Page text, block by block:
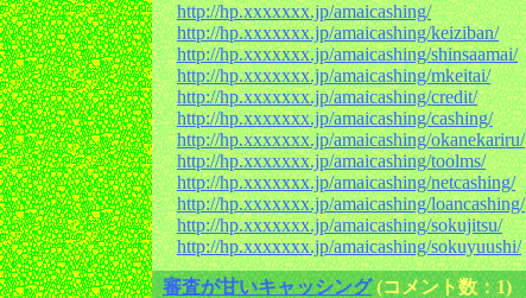
http://hp.xxxxxxx.jp/amaicashing/
http://hp.xxxxxxx.jp/amaicashing/keiziban/
http://hp.xxxxxxx.jp/amaicashing/shinsaamai/
http://hp.xxxxxxx.jp/amaicashing/mkeitai/
http://hp.xxxxxxx.jp/amaicashing/credit/
http://hp.xxxxxxx.jp/amaicashing/cashing/
http://hp.xxxxxxx.jp/amaicashing/okanekariru/
http://hp.xxxxxxx.jp/amaicashing/toolms/
http://hp.xxxxxxx.jp/amaicashing/netcashing/
http://hp.xxxxxxx.jp/amaicashing/loancashing/
http://hp.xxxxxxx.jp/amaicashing/sokujitsu/
http://hp.xxxxxxx.jp/amaicashing/sokuyuushi/
審査が甘いキャッシング(コメント数：1)